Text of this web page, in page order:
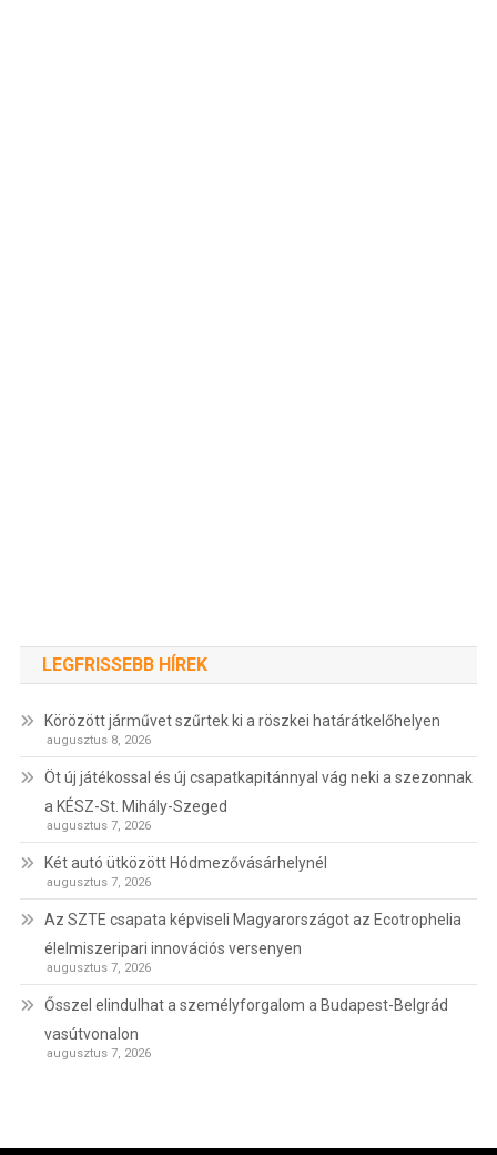
LEGFRISSEBB HÍREK
Körözött járművet szűrtek ki a röszkei határátkelőhelyen
augusztus 8, 2026
Öt új játékossal és új csapatkapitánnyal vág neki a szezonnak
a KÉSZ-St. Mihály-Szeged
augusztus 7, 2026
Két autó ütközött Hódmezővásárhelynél
augusztus 7, 2026
Az SZTE csapata képviseli Magyarországot az Ecotrophelia
élelmiszeripari innovációs versenyen
augusztus 7, 2026
Ősszel elindulhat a személyforgalom a Budapest-Belgrád
vasútvonalon
augusztus 7, 2026